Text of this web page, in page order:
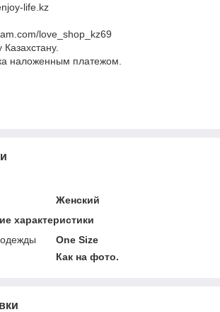
life.kz
love_shop_kz69
наложенным платежом.
Женский
характеристики
One Size
Как на фото.